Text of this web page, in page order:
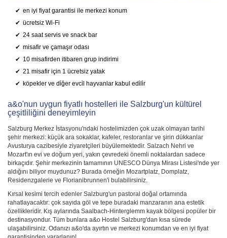
en iyi fiyat garantisi ile merkezi konum
ücretsiz Wi-Fi
24 saat servis ve snack bar
misafir ve çamaşır odası
10 misafirden itibaren grup indirimi
21 misafir için 1 ücretsiz yatak
köpekler ve di̇ğer evci̇l hayvanlar kabul edi̇li̇r
a&o'nun uygun fiyatlı hostelleri ile Salzburg'un kültürel
çeşitliliğini deneyimleyin
Salzburg Merkez İstasyonu'ndaki hostelimizden çok uzak olmayan tarihi
şehir merkezi: küçük ara sokaklar, kafeler, restoranlar ve şirin dükkanlar
Avusturya cazibesiyle ziyaretçileri büyülemektedir. Salzach Nehri ve
Mozart'ın evi ve doğum yeri, yakın çevredeki önemli noktalardan sadece
birkaçıdır. Şehir merkezinin tamamının UNESCO Dünya Mirası Listesi'nde yer
aldığını biliyor muydunuz? Burada örneğin Mozartplatz, Domplatz,
Residenzgalerie ve Florianibrunnen'i bulabilirsiniz.
Kırsal kesimi tercih edenler Salzburg'un pastoral doğal ortamında
rahatlayacaktır: çok sayıda göl ve tepe buradaki manzaranın ana estetik
özellikleridir. Kış aylarında Saalbach-Hinterglemm kayak bölgesi popüler bir
destinasyondur. Tüm bunlara a&o Hostel Salzburg'dan kısa sürede
ulaşabilirsiniz. Odanızı a&o'da ayırtın ve merkezi konumdan ve en iyi fiyat